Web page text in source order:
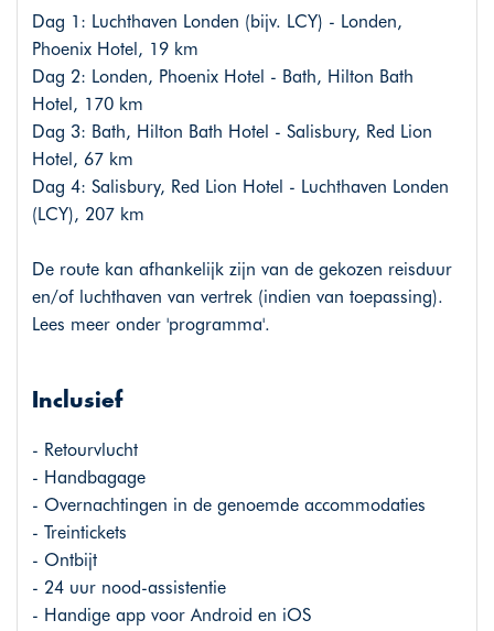
Dag 1: Luchthaven Londen (bijv. LCY) - Londen,
Phoenix Hotel, 19 km
Dag 2: Londen, Phoenix Hotel - Bath, Hilton Bath
Hotel, 170 km
Dag 3: Bath, Hilton Bath Hotel - Salisbury, Red Lion
Hotel, 67 km
Dag 4: Salisbury, Red Lion Hotel - Luchthaven Londen
(LCY), 207 km
De route kan afhankelijk zijn van de gekozen reisduur
en/of luchthaven van vertrek (indien van toepassing).
Lees meer onder 'programma'.
Inclusief
- Retourvlucht
- Handbagage
- Overnachtingen in de genoemde accommodaties
- Treintickets
- Ontbijt
- 24 uur nood-assistentie
- Handige app voor Android en iOS